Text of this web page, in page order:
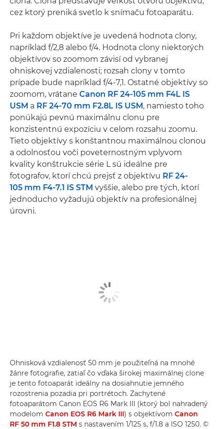
cez ktorý preniká svetlo k snímaču fotoaparátu.
Pri každom objektíve je uvedená hodnota clony,
napríklad f/2,8 alebo f/4. Hodnota clony niektorých
objektívov so zoomom závisí od vybranej
ohniskovej vzdialenosti; rozsah clony v tomto
prípade bude napríklad f/4-7,1. Ostatné objektívy so
zoomom, vrátane Canon RF 24-105 mm F4L IS
USM a RF 24-70 mm F2.8L IS USM, namiesto toho
ponúkajú pevnú maximálnu clonu pre
konzistentnú expozíciu v celom rozsahu zoomu.
Tieto objektívy s konštantnou maximálnou clonou
a odolnosťou voči poveternostným vplyvom
kvality konštrukcie série L sú ideálne pre
fotografov, ktorí chcú prejsť z objektívu RF 24-
105 mm F4-7.1 IS STM vyššie, alebo pre tých, ktorí
jednoducho vyžadujú objektív na profesionálnej
úrovni.
Ohnisková vzdialenosť 50 mm je použiteľná na mnohé
žánre fotografie, zatiaľ čo vďaka širokej maximálnej clone
je tento fotoaparát ideálny na dosiahnutie jemného
rozostrenia pozadia pri portrétoch. Zachytené
fotoaparátom Canon EOS R6 Mark III (ktorý bol nahradený
modelom Canon EOS R6 Mark III) s objektívom Canon
RF 50 mm F1.8 STM s nastavením 1/125 s, f/1.8 a ISO 1250. ©